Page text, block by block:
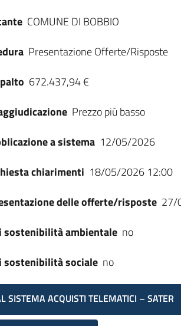
COMUNE DI BOBBIO
Presentazione Offerte/Risposte
672.437,94 €
Prezzo più basso
a sistema 12/05/2026
chiarimenti 18/05/2026 12:00
delle offerte/risposte 27/
sostenibilità ambientale no
sostenibilità sociale no
SISTEMA ACQUISTI TELEMATICI – SATER